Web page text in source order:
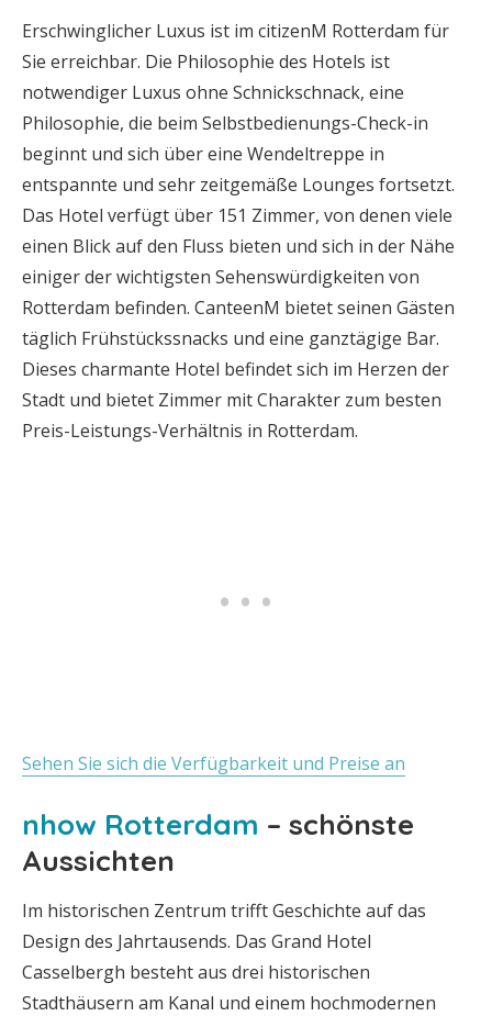
Erschwinglicher Luxus ist im citizenM Rotterdam für
Sie erreichbar. Die Philosophie des Hotels ist
notwendiger Luxus ohne Schnickschnack, eine
Philosophie, die beim Selbstbedienungs-Check-in
beginnt und sich über eine Wendeltreppe in
entspannte und sehr zeitgemäße Lounges fortsetzt.
Das Hotel verfügt über 151 Zimmer, von denen viele
einen Blick auf den Fluss bieten und sich in der Nähe
einiger der wichtigsten Sehenswürdigkeiten von
Rotterdam befinden. CanteenM bietet seinen Gästen
täglich Frühstückssnacks und eine ganztägige Bar.
Dieses charmante Hotel befindet sich im Herzen der
Stadt und bietet Zimmer mit Charakter zum besten
Preis-Leistungs-Verhältnis in Rotterdam.
Sehen Sie sich die Verfügbarkeit und Preise an
nhow Rotterdam – schönste
Aussichten
Im historischen Zentrum trifft Geschichte auf das
Design des Jahrtausends. Das Grand Hotel
Casselbergh besteht aus drei historischen
Stadthäusern am Kanal und einem hochmodernen